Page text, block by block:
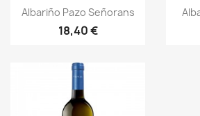
Vista rápida
Albariño Pazo Señorans
18,40 €